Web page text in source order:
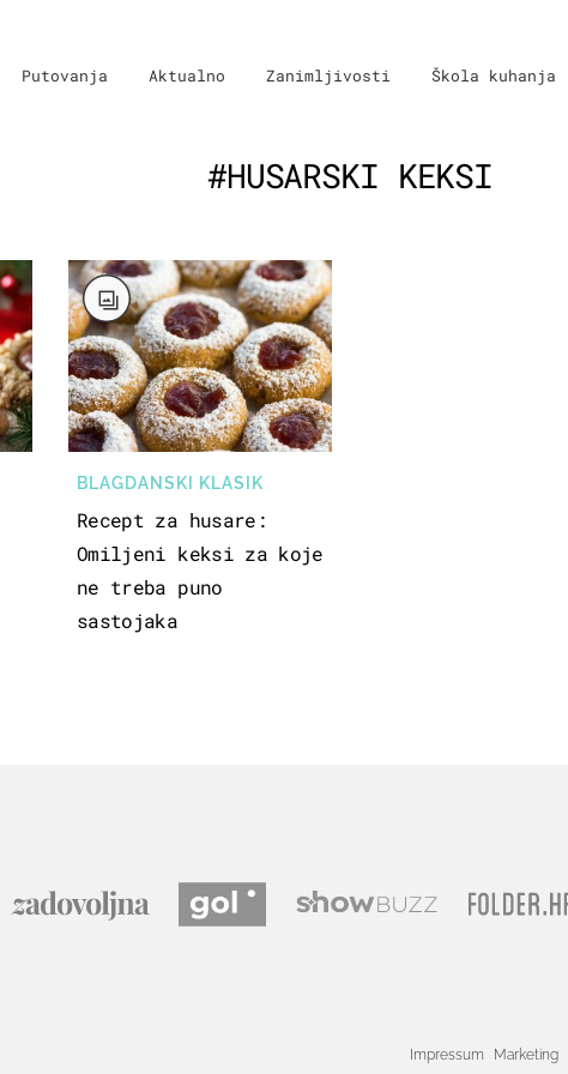
Putovanja Aktualno Zanimljivosti Škola kuhanja
#HUSARSKI KEKSI
BLAGDANSKI KLASIK
Recept za husare:
Omiljeni keksi za koje
ne treba puno
sastojaka
Impressum Marketing